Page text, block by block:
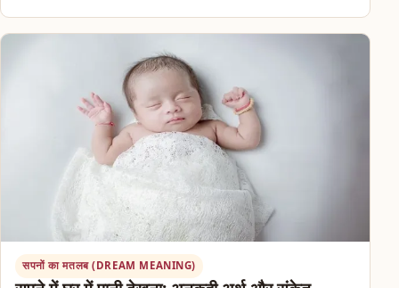
सपनों का मतलब (DREAM MEANING)